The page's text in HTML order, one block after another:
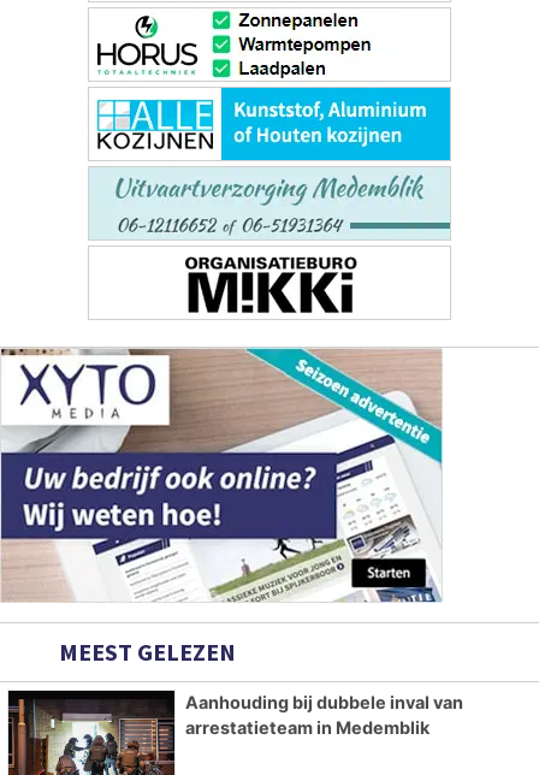
MEEST GELEZEN
Aanhouding bij dubbele inval van
arrestatieteam in Medemblik